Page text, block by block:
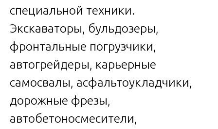
специальной техники.
Экскаваторы, бульдозеры,
фронтальные погрузчики,
автогрейдеры, карьерные
самосвалы, асфальтоукладчики,
дорожные фрезы,
автобетоносмесители,